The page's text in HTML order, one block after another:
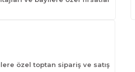
özel toptan sipariş ve satış